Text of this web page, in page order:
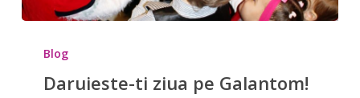
Blog
Daruieste-ti ziua pe Galantom!